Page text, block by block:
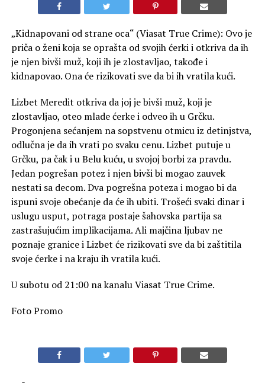
„Kidnapovani od strane oca“ (Viasat True Crime): Ovo je
priča o ženi koja se oprašta od svojih ćerki i otkriva da ih
je njen bivši muž, koji ih je zlostavljao, takođe i
kidnapovao. Ona će rizikovati sve da bi ih vratila kući.
Lizbet Meredit otkriva da joj je bivši muž, koji je
zlostavljao, oteo mlade ćerke i odveo ih u Grčku.
Progonjena sećanjem na sopstvenu otmicu iz detinjstva,
odlučna je da ih vrati po svaku cenu. Lizbet putuje u
Grčku, pa čak i u Belu kuću, u svojoj borbi za pravdu.
Jedan pogrešan potez i njen bivši bi mogao zauvek
nestati sa decom. Dva pogrešna poteza i mogao bi da
ispuni svoje obećanje da će ih ubiti. Trošeći svaki dinar i
uslugu usput, potraga postaje šahovska partija sa
zastrašujućim implikacijama. Ali majčina ljubav ne
poznaje granice i Lizbet će rizikovati sve da bi zaštitila
svoje ćerke i na kraju ih vratila kući.
U subotu od 21:00 na kanalu Viasat True Crime.
Foto Promo